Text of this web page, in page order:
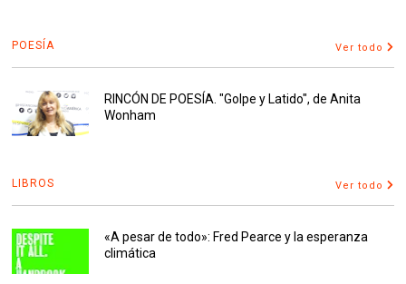
POESÍA Ver todo
RINCÓN DE POESÍA. "Golpe y Latido", de Anita
Wonham
LIBROS Ver todo
«A pesar de todo»: Fred Pearce y la esperanza
climática